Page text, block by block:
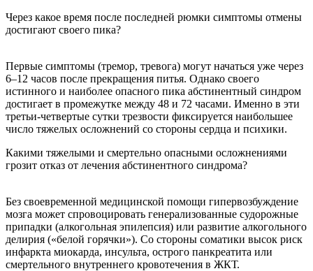
Через какое время после последней рюмки симптомы отмены
достигают своего пика?
Первые симптомы (тремор, тревога) могут начаться уже через
6–12 часов после прекращения питья. Однако своего
истинного и наиболее опасного пика абстинентный синдром
достигает в промежутке между 48 и 72 часами. Именно в эти
третьи-четвертые сутки трезвости фиксируется наибольшее
число тяжелых осложнений со стороны сердца и психики.
Какими тяжелыми и смертельно опасными осложнениями
грозит отказ от лечения абстинентного синдрома?
Без своевременной медицинской помощи гипервозбуждение
мозга может спровоцировать генерализованные судорожные
припадки (алкогольная эпилепсия) или развитие алкогольного
делирия («белой горячки»). Со стороны соматики высок риск
инфаркта миокарда, инсульта, острого панкреатита или
смертельного внутреннего кровотечения в ЖКТ.